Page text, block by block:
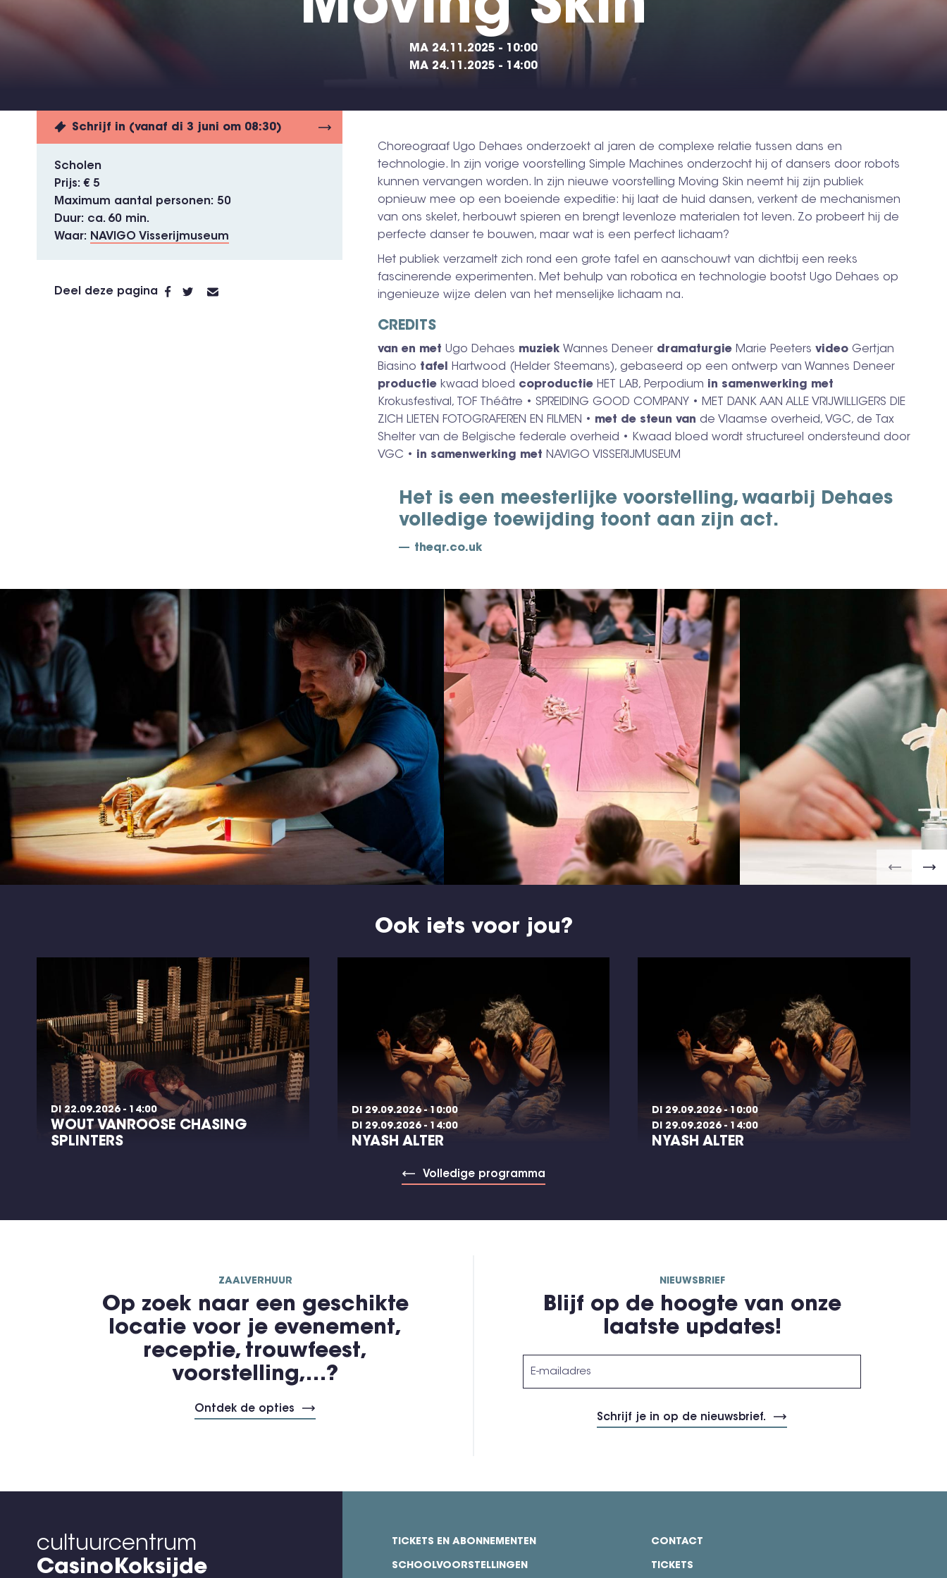
MA 24.11.2025 - 10:00
MA 24.11.2025 - 14:00
Schrijf in (vanaf di 3 juni om 08:30)
Scholen
Prijs
€ 5
Maximum aantal personen
50
Duur
ca. 60 min.
Waar
NAVIGO Visserijmuseum
Deel deze pagina
Choreograaf Ugo Dehaes onderzoekt al jaren de complexe relatie tussen dans en
technologie. In zijn vorige voorstelling Simple Machines onderzocht hij of dansers door robots
kunnen vervangen worden. In zijn nieuwe voorstelling Moving Skin neemt hij zijn publiek
opnieuw mee op een boeiende expeditie: hij laat de huid dansen, verkent de mechanismen
van ons skelet, herbouwt spieren en brengt levenloze materialen tot leven. Zo probeert hij de
perfecte danser te bouwen, maar wat is een perfect lichaam?
Het publiek verzamelt zich rond een grote tafel en aanschouwt van dichtbij een reeks
fascinerende experimenten. Met behulp van robotica en technologie bootst Ugo Dehaes op
ingenieuze wijze delen van het menselijke lichaam na.
CREDITS
van en met Ugo Dehaes muziek Wannes Deneer dramaturgie Marie Peeters video Gertjan
Biasino tafel
Hartwood (Helder Steemans), gebaseerd op een ontwerp van Wannes Deneer
productie kwaad bloed coproductie HET LAB, Perpodium in samenwerking met
Krokusfestival, TOF Théâtre • SPREIDING GOOD COMPANY • MET DANK AAN ALLE VRIJWILLIGERS DIE
ZICH LIETEN FOTOGRAFEREN EN FILMEN • met de steun van de Vlaamse overheid, VGC, de Tax
Shelter van de Belgische federale overheid • Kwaad bloed wordt structureel ondersteund door
VGC • in samenwerking met NAVIGO VISSERIJMUSEUM
Het is een meesterlijke voorstelling, waarbij Dehaes
volledige toewijding toont aan zijn act.
theqr.co.uk
Ook iets voor jou?
DI 22.09.2026 - 14:00
WOUT VANROOSE CHASING
SPLINTERS
DI 29.09.2026 - 10:00
DI 29.09.2026 - 14:00
NYASH ALTER
DI 29.09.2026 - 10:00
DI 29.09.2026 - 14:00
NYASH ALTER
Volledige programma
ZAALVERHUUR
Op zoek naar een geschikte
locatie voor je evenement,
receptie, trouwfeest,
voorstelling,…?
Ontdek de opties
NIEUWSBRIEF
Blijf op de hoogte van onze
laatste updates!
cultuurcentrum
CasinoKoksijde
footer
TICKETS EN ABONNEMENTEN
SCHOOLVOORSTELLINGEN
CONTACT
TICKETS